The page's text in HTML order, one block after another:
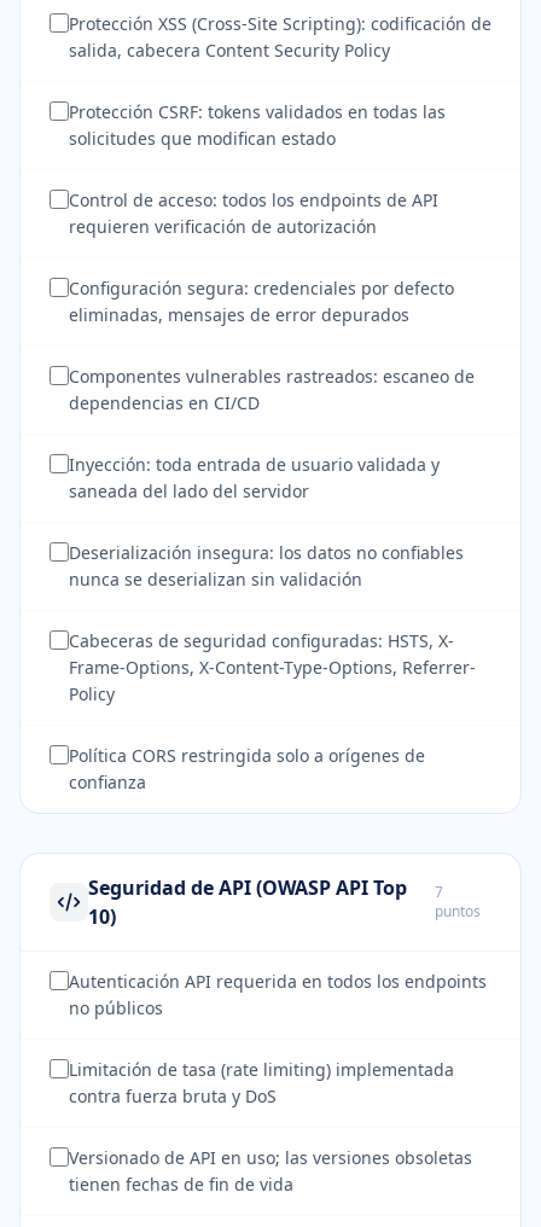
Protección XSS (Cross-Site Scripting): codificación de
salida, cabecera Content Security Policy
Protección CSRF: tokens validados en todas las
solicitudes que modifican estado
Control de acceso: todos los endpoints de API
requieren verificación de autorización
Configuración segura: credenciales por defecto
eliminadas, mensajes de error depurados
Componentes vulnerables rastreados: escaneo de
dependencias en CI/CD
Inyección: toda entrada de usuario validada y
saneada del lado del servidor
Deserialización insegura: los datos no confiables
nunca se deserializan sin validación
Cabeceras de seguridad configuradas: HSTS, X-
Frame-Options, X-Content-Type-Options, Referrer-
Policy
Política CORS restringida solo a orígenes de
confianza
Seguridad de API (OWASP API Top
10)
7
puntos
Autenticación API requerida en todos los endpoints
no públicos
Limitación de tasa (rate limiting) implementada
contra fuerza bruta y DoS
Versionado de API en uso; las versiones obsoletas
tienen fechas de fin de vida